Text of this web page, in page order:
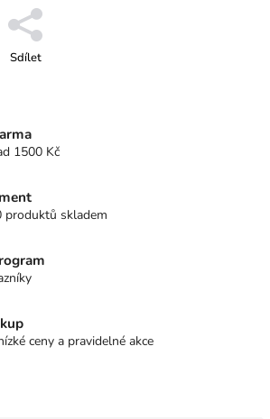
Sdílet
1500 Kč
produktů skladem
ceny a pravidelné akce